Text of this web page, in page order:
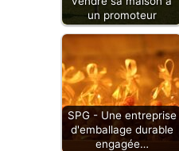
un promoteur
SPG - Une entreprise
d'emballage durable
engagée…